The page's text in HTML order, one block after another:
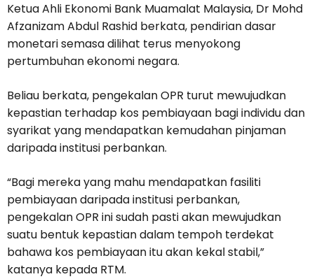
Ketua Ahli Ekonomi Bank Muamalat Malaysia, Dr Mohd
Afzanizam Abdul Rashid berkata, pendirian dasar
monetari semasa dilihat terus menyokong
pertumbuhan ekonomi negara.
Beliau berkata, pengekalan OPR turut mewujudkan
kepastian terhadap kos pembiayaan bagi individu dan
syarikat yang mendapatkan kemudahan pinjaman
daripada institusi perbankan.
“Bagi mereka yang mahu mendapatkan fasiliti
pembiayaan daripada institusi perbankan,
pengekalan OPR ini sudah pasti akan mewujudkan
suatu bentuk kepastian dalam tempoh terdekat
bahawa kos pembiayaan itu akan kekal stabil,”
katanya kepada RTM.